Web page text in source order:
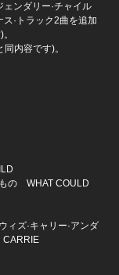
ンダリー·チャイル
·トラック2曲を追加
内容です)。
もの WHAT COULD
ィズ·キャリー·アンダ
CARRIE